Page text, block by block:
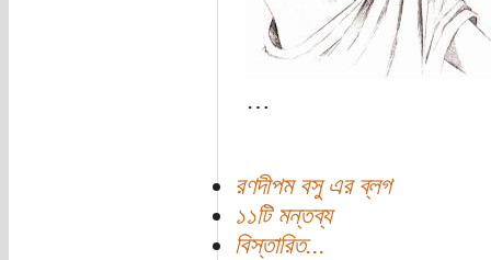
…
রণদীপম বসু এর ব্লগ
১১টি মন্তব্য
বিস্তারিত...